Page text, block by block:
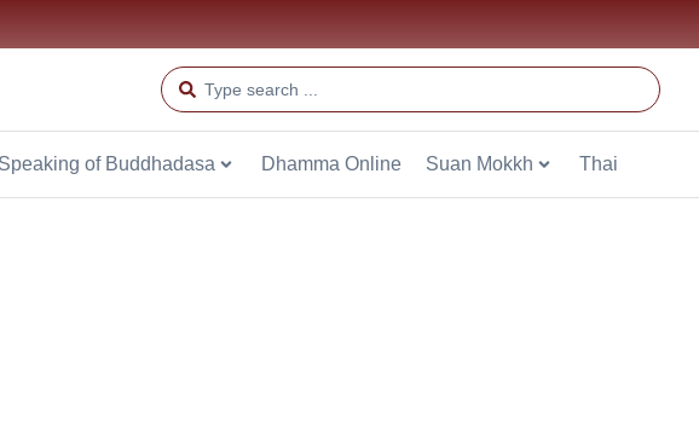
Speaking of Buddhadasa Dhamma Online Suan Mokkh Thai